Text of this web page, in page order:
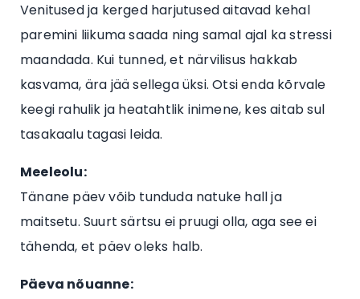
Venitused ja kerged harjutused aitavad kehal
paremini liikuma saada ning samal ajal ka stressi
maandada. Kui tunned, et närvilisus hakkab
kasvama, ära jää sellega üksi. Otsi enda kõrvale
keegi rahulik ja heatahtlik inimene, kes aitab sul
tasakaalu tagasi leida.
Meeleolu:
Tänane päev võib tunduda natuke hall ja
maitsetu. Suurt särtsu ei pruugi olla, aga see ei
tähenda, et päev oleks halb.
Päeva nõuanne: